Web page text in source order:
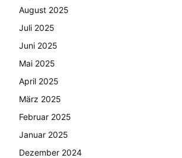
August 2025
Juli 2025
Juni 2025
Mai 2025
April 2025
März 2025
Februar 2025
Januar 2025
Dezember 2024